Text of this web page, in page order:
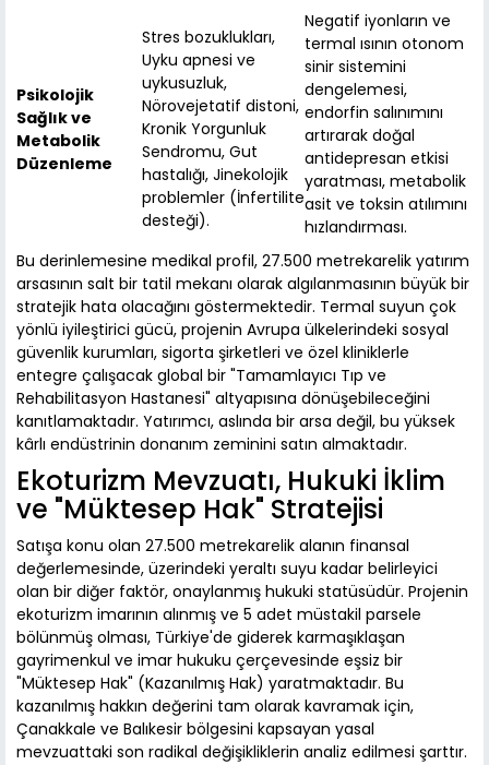
Psikolojik
Sağlık ve
Metabolik
Düzenleme
Stres bozuklukları,
Uyku apnesi ve
uykusuzluk,
Nörovejetatif distoni,
Kronik Yorgunluk
Sendromu, Gut
hastalığı, Jinekolojik
problemler (İnfertilite
desteği).
Negatif iyonların ve
termal ısının otonom
sinir sistemini
dengelemesi,
endorfin salınımını
artırarak doğal
antidepresan etkisi
yaratması, metabolik
asit ve toksin atılımını
hızlandırması.
Bu derinlemesine medikal profil, 27.500 metrekarelik yatırım
arsasının salt bir tatil mekanı olarak algılanmasının büyük bir
stratejik hata olacağını göstermektedir. Termal suyun çok
yönlü iyileştirici gücü, projenin Avrupa ülkelerindeki sosyal
güvenlik kurumları, sigorta şirketleri ve özel kliniklerle
entegre çalışacak global bir "Tamamlayıcı Tıp ve
Rehabilitasyon Hastanesi" altyapısına dönüşebileceğini
kanıtlamaktadır. Yatırımcı, aslında bir arsa değil, bu yüksek
kârlı endüstrinin donanım zeminini satın almaktadır.
Ekoturizm Mevzuatı, Hukuki İklim
ve "Müktesep Hak" Stratejisi
Satışa konu olan 27.500 metrekarelik alanın finansal
değerlemesinde, üzerindeki yeraltı suyu kadar belirleyici
olan bir diğer faktör, onaylanmış hukuki statüsüdür. Projenin
ekoturizm imarının alınmış ve 5 adet müstakil parsele
bölünmüş olması, Türkiye'de giderek karmaşıklaşan
gayrimenkul ve imar hukuku çerçevesinde eşsiz bir
"Müktesep Hak" (Kazanılmış Hak) yaratmaktadır. Bu
kazanılmış hakkın değerini tam olarak kavramak için,
Çanakkale ve Balıkesir bölgesini kapsayan yasal
mevzuattaki son radikal değişikliklerin analiz edilmesi şarttır.